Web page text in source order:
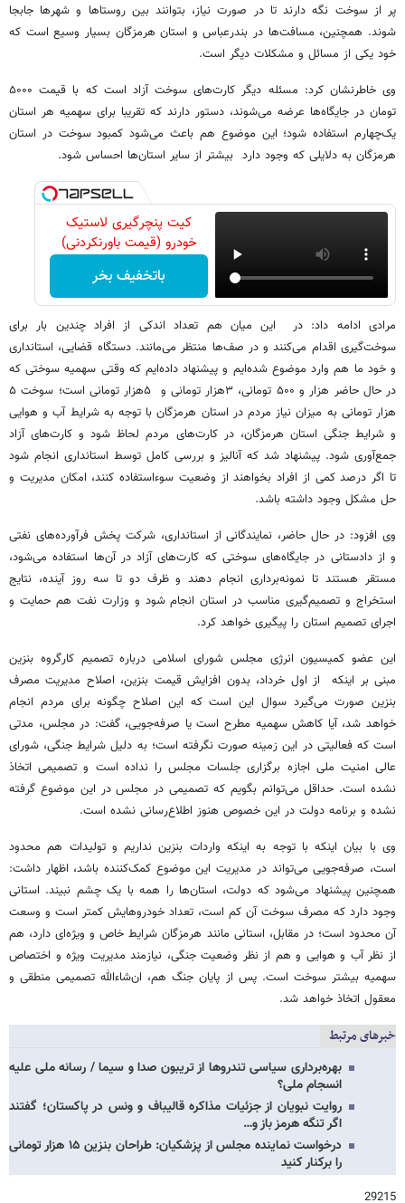
پر از سوخت نگه دارند تا در صورت نیاز، بتوانند بین روستاها و شهرها جابجا
شوند. همچنین، مسافت‌ها در بندرعباس و استان هرمزگان بسیار وسیع است که
خود یکی از مسائل و مشکلات دیگر است.
وی خاطرنشان کرد: مسئله دیگر کارت‌های سوخت آزاد است که با قیمت ۵۰۰۰
تومان در جایگاه‌ها عرضه می‌شوند، دستور دارند که تقریبا برای سهمیه هر استان
یک‌چهارم استفاده شود؛ این موضوع هم باعث می‌شود کمبود سوخت در استان
هرمزگان به دلایلی که وجود دارد بیشتر از سایر استان‌ها احساس شود.
کیت پنچرگیری لاستیک
خودرو (قیمت باورنکردنی)
باتخفیف بخر
مرادی ادامه داد: در این میان هم تعداد اندکی از افراد چندین بار برای
سوخت‌گیری اقدام می‌کنند و در صف‌ها منتظر می‌مانند. دستگاه قضایی، استانداری
و خود ما هم وارد موضوع شده‌ایم و پیشنهاد داده‌ایم که وقتی سهمیه سوختی که
در حال حاضر هزار و ۵۰۰ تومانی، ۳هزار تومانی و ۵هزار تومانی است؛ سوخت ۵
هزار تومانی به میزان نیاز مردم در استان هرمزگان با توجه به شرایط آب و هوایی
و شرایط جنگی استان هرمزگان، در کارت‌های مردم لحاظ شود و کارت‌های آزاد
جمع‌آوری شود. پیشنهاد شد که آنالیز و بررسی کامل توسط استانداری انجام شود
تا اگر درصد کمی از افراد بخواهند از وضعیت سوءاستفاده کنند، امکان مدیریت و
حل مشکل وجود داشته باشد.
وی افزود: در حال حاضر، نمایندگانی از استانداری، شرکت پخش فرآورده‌های نفتی
و از دادستانی در جایگاه‌های سوختی که کارت‌های آزاد در آن‌ها استفاده می‌شود،
مستقر هستند تا نمونه‌برداری انجام دهند و ظرف دو تا سه روز آینده، نتایج
استخراج و تصمیم‌گیری مناسب در استان انجام شود و وزارت نفت هم حمایت و
اجرای تصمیم استان را پیگیری خواهد کرد.
این عضو کمیسیون انرژی مجلس شورای اسلامی درباره تصمیم کارگروه بنزین
مبنی بر اینکه از اول خرداد، بدون افزایش قیمت بنزین، اصلاح مدیریت مصرف
بنزین صورت می‌گیرد سوال این است که این اصلاح چگونه برای مردم انجام
خواهد شد، آیا کاهش سهمیه مطرح است یا صرفه‌جویی، گفت: در مجلس، مدتی
است که فعالیتی در این زمینه صورت نگرفته است؛ به دلیل شرایط جنگی، شورای
عالی امنیت ملی اجازه برگزاری جلسات مجلس را نداده است و تصمیمی اتخاذ
نشده است. حداقل می‌توانم بگویم که تصمیمی در مجلس در این موضوع گرفته
نشده و برنامه دولت در این خصوص هنوز اطلاع‌رسانی نشده است.
وی با بیان اینکه با توجه به اینکه واردات بنزین نداریم و تولیدات هم محدود
است، صرفه‌جویی می‌تواند در مدیریت این موضوع کمک‌کننده باشد، اظهار داشت:
همچنین پیشنهاد می‌شود که دولت، استان‌ها را همه با یک چشم نبیند. استانی
وجود دارد که مصرف سوخت آن کم است، تعداد خودروهایش کمتر است و وسعت
آن محدود است؛ در مقابل، استانی مانند هرمزگان شرایط خاص و ویژه‌ای دارد، هم
از نظر آب و هوایی و هم از نظر وضعیت جنگی، نیازمند مدیریت ویژه و اختصاص
سهمیه بیشتر سوخت است. پس از پایان جنگ هم، ان‌شاءالله تصمیمی منطقی و
معقول اتخاذ خواهد شد.
خبرهای مرتبط
بهره‌برداری سیاسی تندروها از تریبون‌ صدا و سیما / رسانه ملی علیه
انسجام ملی؟
روایت نبویان از جزئیات مذاکره قالیباف و ونس در پاکستان؛ گفتند
اگر تنگه هرمز باز و…
درخواست نماینده مجلس از پزشکیان: طراحان بنزین ۱۵ هزار تومانی
را برکنار کنید
29215